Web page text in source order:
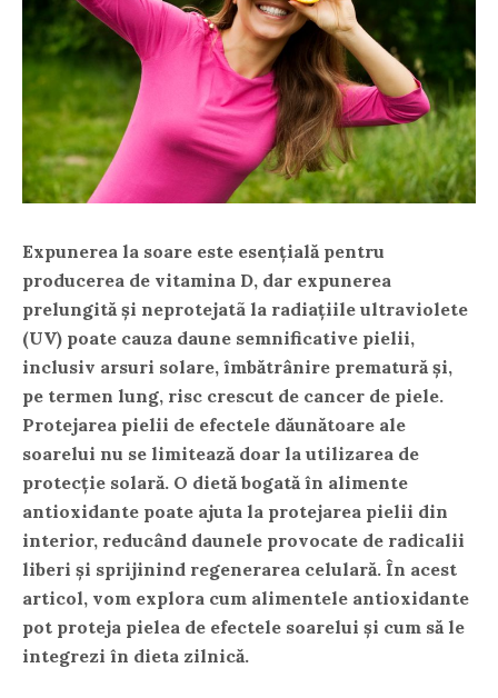
Expunerea la soare este esențială pentru
producerea de vitamina D, dar expunerea
prelungită și neprotejatã la radiațiile ultraviolete
(UV) poate cauza daune semnificative pielii,
inclusiv arsuri solare, îmbătrânire prematură și,
pe termen lung, risc crescut de cancer de piele.
Protejarea pielii de efectele dăunătoare ale
soarelui nu se limitează doar la utilizarea de
protecție solară. O dietă bogată în alimente
antioxidante poate ajuta la protejarea pielii din
interior, reducând daunele provocate de radicalii
liberi și sprijinind regenerarea celulară. În acest
articol, vom explora cum alimentele antioxidante
pot proteja pielea de efectele soarelui și cum să le
integrezi în dieta zilnică.